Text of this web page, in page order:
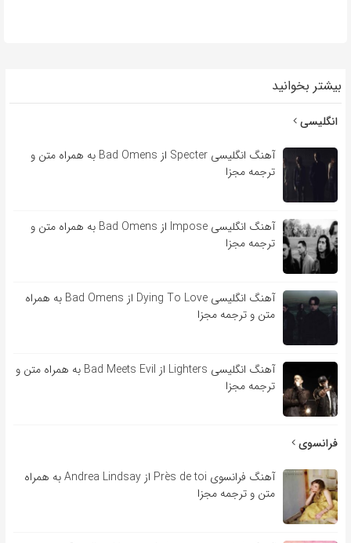
بیشتر بخوانید
انگلیسی
آهنگ انگلیسی Specter از Bad Omens به همراه متن و
ترجمه مجزا
آهنگ انگلیسی Impose از Bad Omens به همراه متن و
ترجمه مجزا
آهنگ انگلیسی Dying To Love از Bad Omens به همراه
متن و ترجمه مجزا
آهنگ انگلیسی Lighters از Bad Meets Evil به همراه متن و
ترجمه مجزا
فرانسوی
آهنگ فرانسوی Près de toi از Andrea Lindsay به همراه
متن و ترجمه مجزا